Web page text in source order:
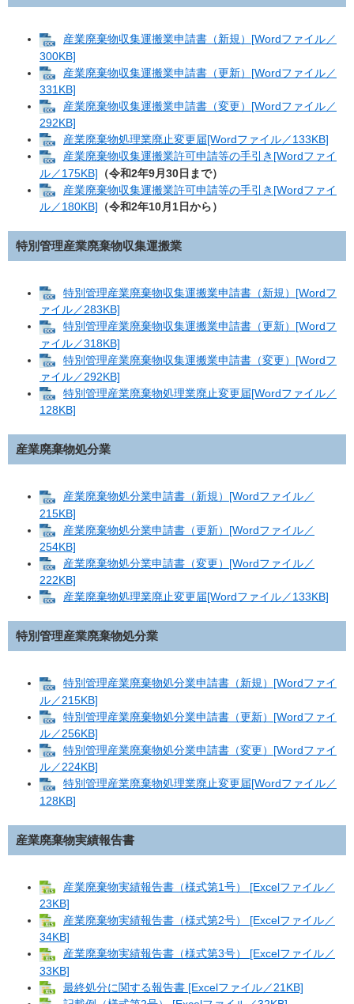
産業廃棄物収集運搬業申請書（新規）[Wordファイル／
300KB]
産業廃棄物収集運搬業申請書（更新）[Wordファイル／
331KB]
産業廃棄物収集運搬業申請書（変更）[Wordファイル／
292KB]
産業廃棄物処理業廃止変更届[Wordファイル／133KB]
産業廃棄物収集運搬業許可申請等の手引き[Wordファイ
ル／175KB] （令和2年9月30日まで）
産業廃棄物収集運搬業許可申請等の手引き[Wordファイ
ル／180KB] （令和2年10月1日から）
特別管理産業廃棄物収集運搬業
特別管理産業廃棄物収集運搬業申請書（新規）[Wordフ
ァイル／283KB]
特別管理産業廃棄物収集運搬業申請書（更新）[Wordフ
ァイル／318KB]
特別管理産業廃棄物収集運搬業申請書（変更）[Wordフ
ァイル／292KB]
特別管理産業廃棄物処理業廃止変更届[Wordファイル／
128KB]
産業廃棄物処分業
産業廃棄物処分業申請書（新規）[Wordファイル／
215KB]
産業廃棄物処分業申請書（更新）[Wordファイル／
254KB]
産業廃棄物処分業申請書（変更）[Wordファイル／
222KB]
産業廃棄物処理業廃止変更届[Wordファイル／133KB]
特別管理産業廃棄物処分業
特別管理産業廃棄物処分業申請書（新規）[Wordファイ
ル／215KB]
特別管理産業廃棄物処分業申請書（更新）[Wordファイ
ル／256KB]
特別管理産業廃棄物処分業申請書（変更）[Wordファイ
ル／224KB]
特別管理産業廃棄物処理業廃止変更届[Wordファイル／
128KB]
産業廃棄物実績報告書
産業廃棄物実績報告書（様式第1号） [Excelファイル／
23KB]
産業廃棄物実績報告書（様式第2号） [Excelファイル／
34KB]
産業廃棄物実績報告書（様式第3号） [Excelファイル／
33KB]
最終処分に関する報告書 [Excelファイル／21KB]